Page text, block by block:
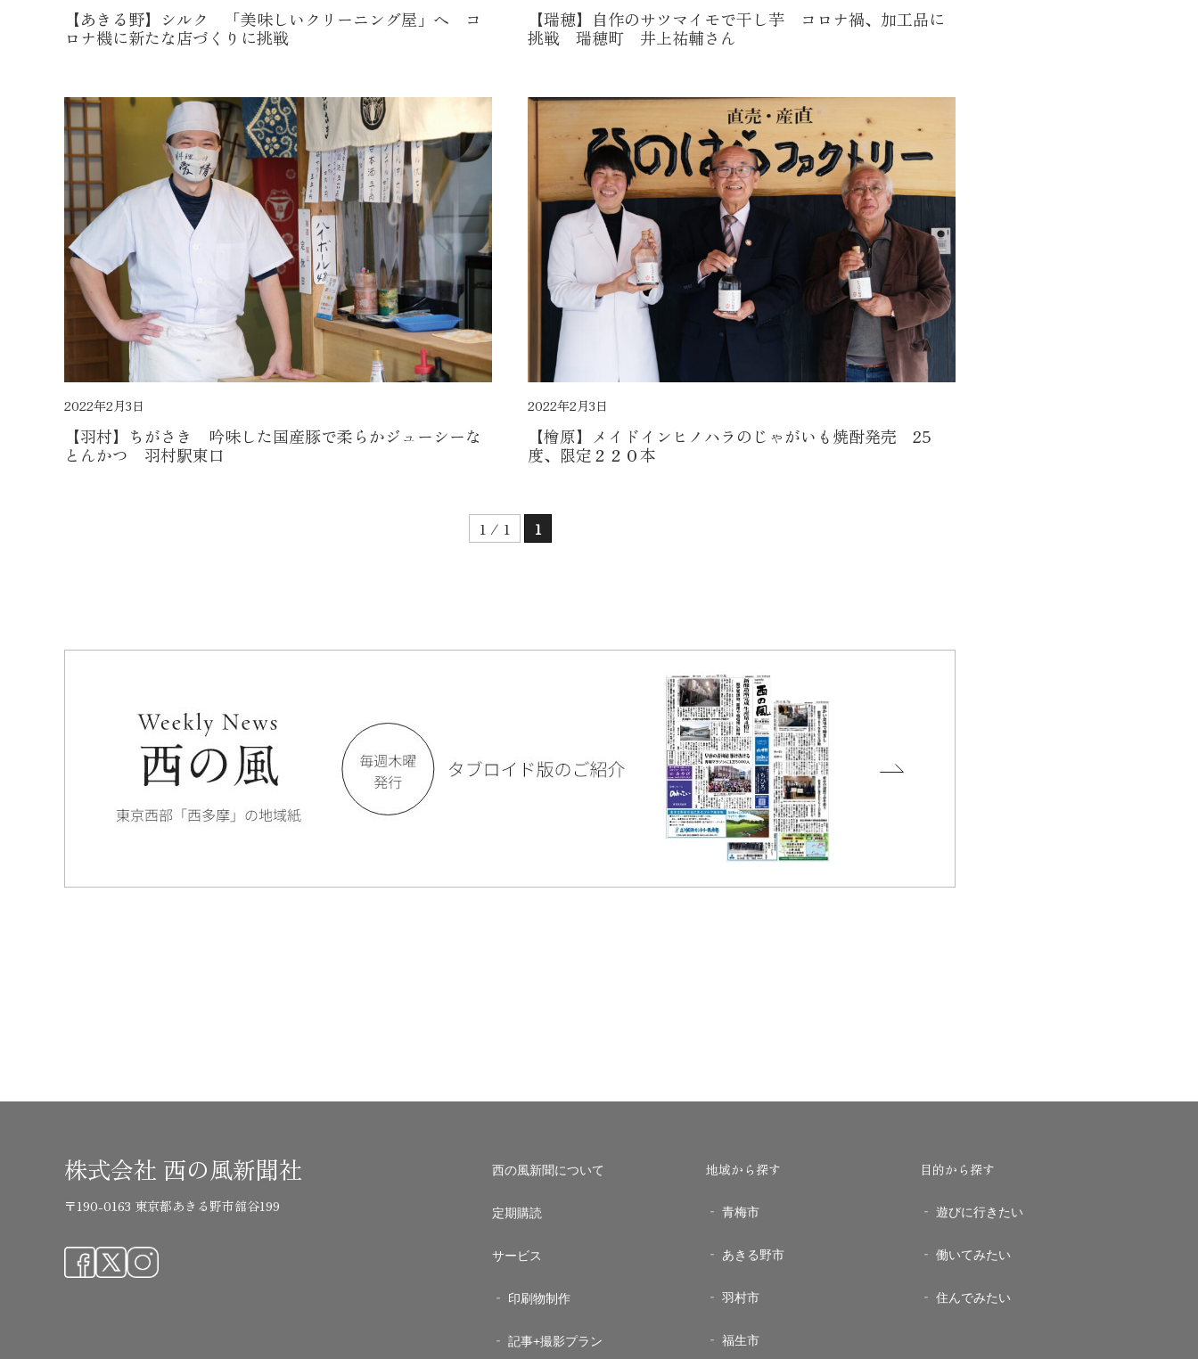
【あきる野】シルク 「美味しいクリーニング屋」へ コ
ロナ機に新たな店づくりに挑戦
【瑞穂】自作のサツマイモで干し芋 コロナ禍、加工品に
挑戦 瑞穂町 井上祐輔さん
2022年2月3日
【羽村】ちがさき 吟味した国産豚で柔らかジューシーな
とんかつ 羽村駅東口
2022年2月3日
【檜原】メイドインヒノハラのじゃがいも焼酎発売 25
度、限定２２０本
1 / 1 1
株式会社 西の風新聞社
〒190-0163 東京都あきる野市舘谷199
西の風新聞について
定期購読
サービス
印刷物制作
記事+撮影プラン
地域から探す
青梅市
あきる野市
羽村市
福生市
目的から探す
遊びに行きたい
働いてみたい
住んでみたい